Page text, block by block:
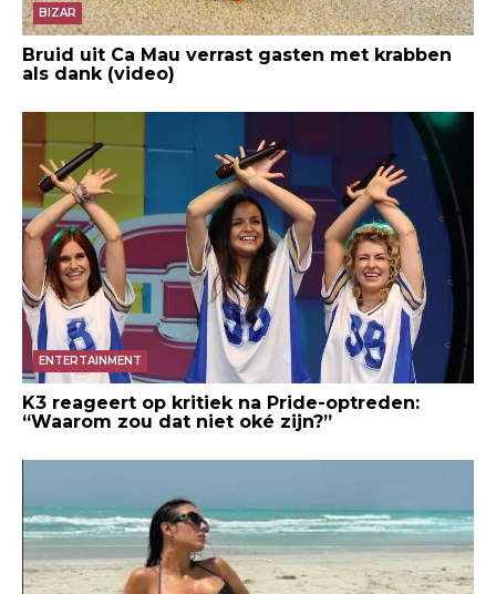
BIZAR
Bruid uit Ca Mau verrast gasten met krabben
als dank (video)
ENTERTAINMENT
K3 reageert op kritiek na Pride-optreden:
“Waarom zou dat niet oké zijn?”